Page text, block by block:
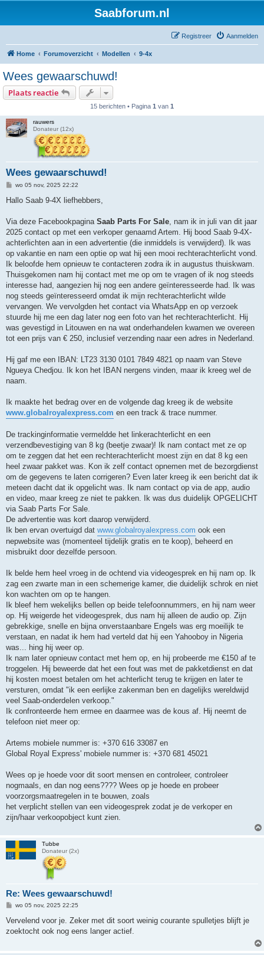
Saabforum.nl
Aanmelden
Registreer
Home Forumoverzicht Modellen 9-4x
Wees gewaarschuwd!
Plaats reactie
15 berichten • Pagina 1 van 1
rauwers
Donateur (12x)
Wees gewaarschuwd!
B
r
h
wo 05 nov, 2025 22:22
Hallo Saab 9-4X liefhebbers,
Via deze Facebookpagina Saab Parts For Sale, nam ik in juli van dit jaar
2025 contact op met een verkoper genaamd Artem. Hij bood Saab 9-4X-
achterlichten aan in een advertentie (die inmiddels is verwijderd). Ik was
op vakantie en nam een ​​optie op wat hij een mooi rechterachterlicht vond.
Ik beloofde hem opnieuw te contacteren zodra ik in augustus thuiskwam.
Thuisgekomen nam hij contact met me op om te vragen of ik nog steeds
interesse had, aangezien hij nog een andere geïnteresseerde had. Ik was
nog steeds geïnteresseerd omdat ik mijn rechterachterlicht wilde
vervangen. We vervolgden het contact via WhatsApp en op verzoek
stuurde hij me een dag later nog een foto van het rechterachterlicht. Hij
was gevestigd in Litouwen en na wat onderhandelen kwamen we overeen
tot een prijs van € 250, inclusief verzending naar een adres in Nederland.
Hij gaf me een IBAN: LT23 3130 0101 7849 4821 op naam van Steve
Ngueya Chedjou. Ik kon het IBAN nergens vinden, maar ik kreeg wel de
naam.
Ik maakte het bedrag over en de volgende dag kreeg ik de website
www.globalroyalexpress.com en een track & trace nummer.
De trackinginformatie vermeldde het linkerachterlicht en een
verzendbevestiging van 8 kg (beetje zwaar)! Ik nam contact met ze op
om te zeggen dat het een rechterachterlicht moest zijn en dat 8 kg een
heel zwaar pakket was. Kon ik zelf contact opnemen met de bezorgdienst
om de gegevens te laten corrigeren? Even later kreeg ik een bericht dat ik
meteen dacht dat ik opgelicht was. Ik nam contact op via de app, audio
en video, maar kreeg ze niet te pakken. Ik was dus duidelijk OPGELICHT
via Saab Parts For Sale.
De advertentie was kort daarop verwijderd.
Ik ben ervan overtuigd dat www.globalroyalexpress.com ook een
nepwebsite was (momenteel tijdelijk gratis en te koop), beheerd en
misbruikt door dezelfde persoon.
Ik belde hem heel vroeg in de ochtend via videogesprek en hij nam op. Ik
zag een zwarte man in een schemerige kamer, die duidelijk schrok en niet
kon wachten om op te hangen.
Ik bleef hem wekelijks bellen op beide telefoonnummers, en hij nam weer
op. Hij weigerde het videogesprek, dus nam hij alleen de audio op. Zijn
gebrekkige, snelle en bijna onverstaanbare Engels was erg moeilijk te
verstaan, en nadat ik hem had verteld dat hij een Yahooboy in Nigeria
was... hing hij weer op.
Ik nam later opnieuw contact met hem op, en hij probeerde me €150 af te
troggelen. Hij beweerde dat het een fout was met de pakketdienst en dat
hij kosten moest betalen om het achterlicht terug te krijgen en later te
versturen, omdat "ik een eerlijke zakenman ben en dagelijks wereldwijd
veel Saab-onderdelen verkoop."
Ik confronteerde hem ermee en daarmee was de kous af. Hij neemt de
telefoon niet meer op:
Artems mobiele nummer is: +370 616 33087 en
Global Royal Express' mobiele nummer is: +370 681 45021
Wees op je hoede voor dit soort mensen en controleer, controleer
nogmaals, en dan nog eens???? Wees op je hoede en probeer
voorzorgsmaatregelen in te bouwen, zoals
het verplicht stellen van een videogesprek zodat je de verkoper en
zijn/haar verkoopobject kunt zien.
Tubbe
Donateur (2x)
Re: Wees gewaarschuwd!
B
r
c
wo 05 nov, 2025 22:25
Vervelend voor je. Zeker met dit soort weinig courante spulletjes blijft je
zoektocht ook nog eens langer actief.